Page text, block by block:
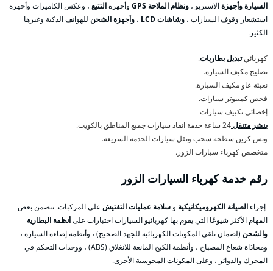
السيارة وأجهزةالاستريو ، ونظام الملاحة GPS وأجهزةالتتبع ، وعكس الكاميرات وأجهزة
استشعار وقوف السيارات ، وشاشات LCD ، وأجهزة الشحن للهواتف الذكية وغيرها
الكثير.
كهربائيتبديل بطاريات.
تصليح مكيف السيارة.
نعبئة عاو مكيف السيارة.
فحص كمبيوتر سيارات.
إخصائي تكييف سيارات
بنشر متنقل24 ساعة خدمة انقاذ سيارات جميع المناطق بالكويت.
ونش كرين سطحة سحب ونقل سيارات الخدمة السريعة.
متخصص كهرباء سيارات الزور.
رقم خدمة كهرباء السيارات الزور
إجراء الصيانة الكهروميكانيكية و سلامة عمليات التفتيش على المركبات. تتضمن بعض
المهام الأكثر شيوعًا التي يقوم بها كهربائيو السيارات اختبارات علىأنظمة البطارية
والشحن (لضمان تلقي المكونات الكهربائية للجهد الصحيح) ، وأنظمة إضاءة السيارة ،
ومحاذاة شعاع المصباح ، وأنظمة الكبح المانعة للانغلاق (ABS) ، ووحدات التحكم في
المحرك والدوائر ، وعلى المكونات المحوسبة الأخرى.